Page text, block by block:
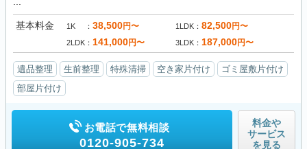
基本料金 1K 38,500円〜 1LDK 82,500円〜
2LDK 141,000円〜 3LDK 187,000円〜
遺品整理 生前整理 特殊清掃 空き家片付け
ゴミ屋敷片付け
部屋片付け
お電話で無料相談
0120-905-734
料金や
サービス
を見る